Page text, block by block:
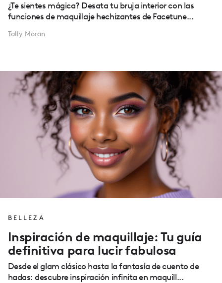
¿Te sientes mágica? Desata tu bruja interior con las
funciones de maquillaje hechizantes de Facetune...
Tally Moran
BELLEZA
Inspiración de maquillaje: Tu guía
definitiva para lucir fabulosa
Desde el glam clásico hasta la fantasía de cuento de
hadas: descubre inspiración infinita en maquill...